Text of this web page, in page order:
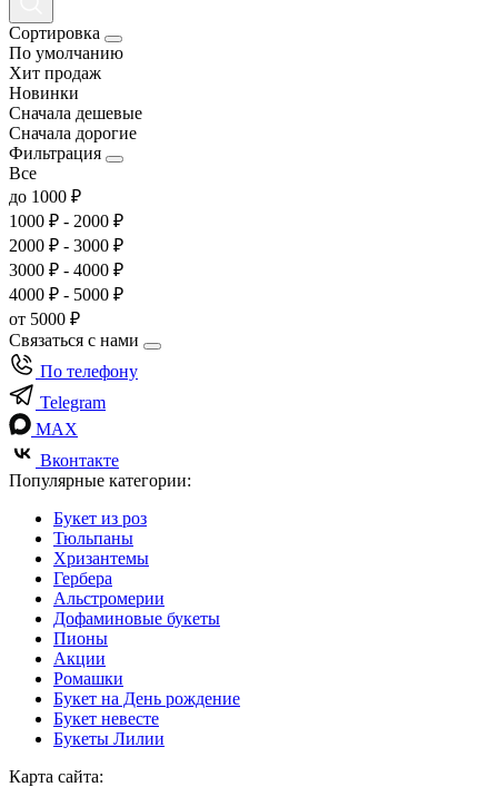
Сортировка
По умолчанию
Хит продаж
Новинки
Сначала дешевые
Сначала дорогие
Фильтрация
Все
до 1000 ₽
1000 ₽ - 2000 ₽
2000 ₽ - 3000 ₽
3000 ₽ - 4000 ₽
4000 ₽ - 5000 ₽
от 5000 ₽
Связаться с нами
По телефону
Telegram
MAX
Вконтакте
Популярные категории:
Букет из роз
Тюльпаны
Хризантемы
Гербера
Альстромерии
Дофаминовые букеты
Пионы
Акции
Ромашки
Букет на День рождение
Букет невесте
Букеты Лилии
Карта сайта: